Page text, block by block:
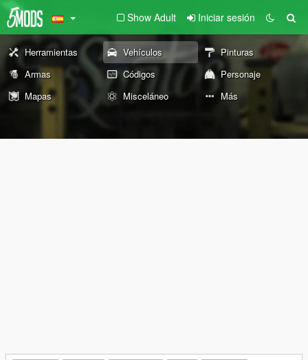
Show Adult Iniciar sesión
Herramientas Vehículos
Pinturas
Armas
Códigos
Personaje
Mapas
Misceláneo Más